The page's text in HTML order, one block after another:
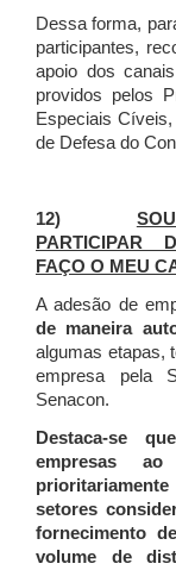
Dessa forma,
participantes,
apoio dos
providos pelos
Especiais
de Defesa do
12)
PARTICIPAR
FAÇO O MEU
A adesão de
de maneira
algumas etapas,
empresa pela
Senacon.
Destaca-se
empresas ao
setores
fornecimento
volume de